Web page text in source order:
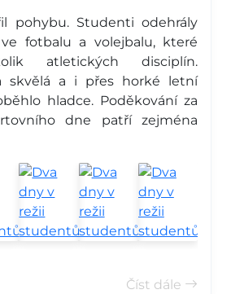
pohybu. Studenti odehrály
fotbalu a volejbalu, které
atletických disciplín.
skvělá a i přes horké letní
hladce. Poděkování za
dne patří zejména
Číst dále